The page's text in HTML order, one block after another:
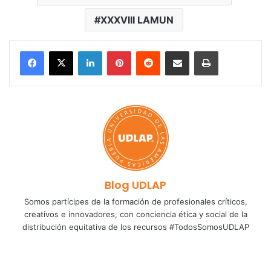
XXXVIII LAMUN
LinkedInPinterestReddit Share via Email Print
Blog UDLAP
Somos partícipes de la formación de profesionales críticos,
creativos e innovadores, con conciencia ética y social de la
distribución equitativa de los recursos #TodosSomosUDLAP